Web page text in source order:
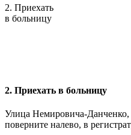
2. Приехать
в больницу
2. Приехать в больницу
Улица Немировича-
поверните налево, в